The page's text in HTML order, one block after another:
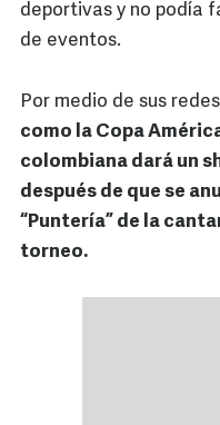
deportivas y no podía
de eventos.
Por medio de sus
como la Copa
colombiana dará un
después de que se
“Puntería” de la
torneo.